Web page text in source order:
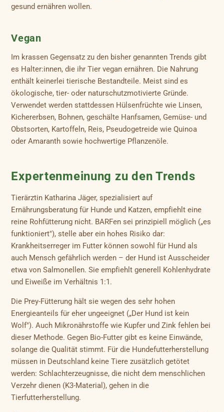
gesund ernähren wollen.
Vegan
Im krassen Gegensatz zu den bisher genannten Trends gibt
es Halter:innen, die ihr Tier vegan ernähren. Die Nahrung
enthält keinerlei tierische Bestandteile. Meist sind es
ökologische, tier- oder naturschutzmotivierte Gründe.
Verwendet werden stattdessen Hülsenfrüchte wie Linsen,
Kichererbsen, Bohnen, geschälte Hanfsamen, Gemüse- und
Obstsorten, Kartoffeln, Reis, Pseudogetreide wie Quinoa
oder Amaranth sowie hochwertige Pflanzenöle.
Expertenmeinung zu den Trends
Tierärztin Katharina Jäger, spezialisiert auf
Ernährungsberatung für Hunde und Katzen, empfiehlt eine
reine Rohfütterung nicht. BARFen sei prinzipiell möglich („es
funktioniert"), stelle aber ein hohes Risiko dar:
Krankheitserreger im Futter können sowohl für Hund als
auch Mensch gefährlich werden – der Hund ist Ausscheider
etwa von Salmonellen. Sie empfiehlt generell Kohlenhydrate
und Eiweiße im Verhältnis 1:1.
Die Prey-Fütterung hält sie wegen des sehr hohen
Energieanteils für eher ungeeignet („Der Hund ist kein
Wolf"). Auch Mikronährstoffe wie Kupfer und Zink fehlen bei
dieser Methode. Gegen Bio-Futter gibt es keine Einwände,
solange die Qualität stimmt. Für die Hundefutterherstellung
müssen in Deutschland keine Tiere zusätzlich getötet
werden: Schlachterzeugnisse, die nicht dem menschlichen
Verzehr dienen (K3-Material), gehen in die
Tierfutterherstellung.